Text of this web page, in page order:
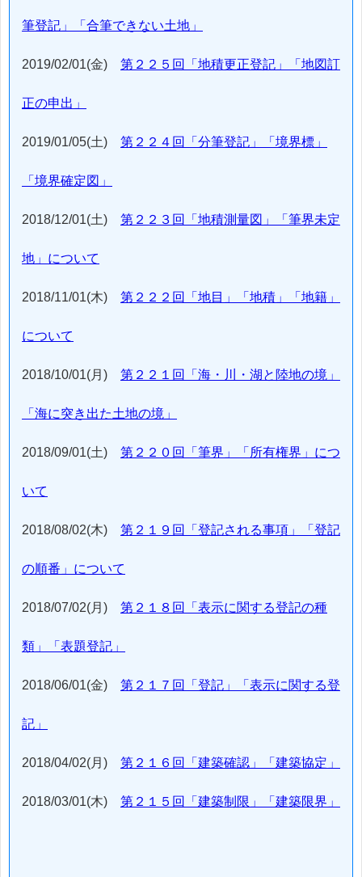
筆登記」「合筆できない土地」
2019/02/01(金) 第２２５回「地積更正登記」「地図訂
正の申出」
2019/01/05(土) 第２２４回「分筆登記」「境界標」
「境界確定図」
2018/12/01(土) 第２２３回「地積測量図」「筆界未定
地」について
2018/11/01(木) 第２２２回「地目」「地積」「地籍」
について
2018/10/01(月) 第２２１回「海・川・湖と陸地の境」
「海に突き出た土地の境」
2018/09/01(土) 第２２０回「筆界」「所有権界」につ
いて
2018/08/02(木) 第２１９回「登記される事項」「登記
の順番」について
2018/07/02(月) 第２１８回「表示に関する登記の種
類」「表題登記」
2018/06/01(金) 第２１７回「登記」「表示に関する登
記」
2018/04/02(月) 第２１６回「建築確認」「建築協定」
2018/03/01(木) 第２１５回「建築制限」「建築限界」